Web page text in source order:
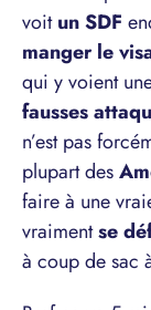
voitun SDF
manger le
qui y voient
fausses
n’est pas
plupart des
faire à une
vraimentse
à coup de sac